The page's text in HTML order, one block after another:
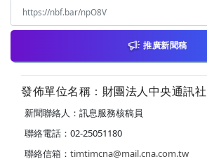
推廣新聞稿
發佈單位名稱：財團法人中央通訊社
新聞聯絡人：訊息服務核稿員
聯絡電話：02-25051180
聯絡信箱： timtimcna@mail.cna.com.tw